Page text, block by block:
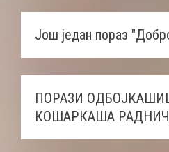
Још један пораз
ПОРАЗИ
КОШАРКАША